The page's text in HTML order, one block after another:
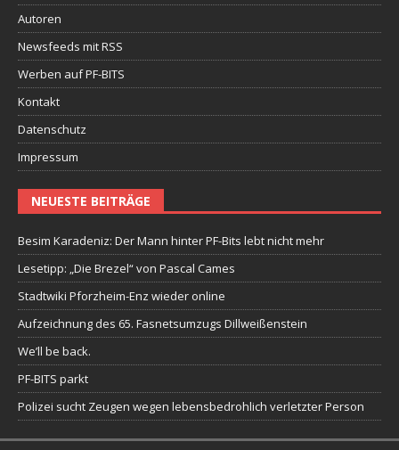
Autoren
Newsfeeds mit RSS
Werben auf PF-BITS
Kontakt
Datenschutz
Impressum
NEUESTE BEITRÄGE
Besim Karadeniz: Der Mann hinter PF-Bits lebt nicht mehr
Lesetipp: „Die Brezel“ von Pascal Cames
Stadtwiki Pforzheim-Enz wieder online
Aufzeichnung des 65. Fasnetsumzugs Dillweißenstein
We’ll be back.
PF-BITS parkt
Polizei sucht Zeugen wegen lebensbedrohlich verletzter Person